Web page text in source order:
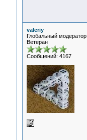
valeriy
Глобальный модератор
Ветеран
Сообщений: 4167